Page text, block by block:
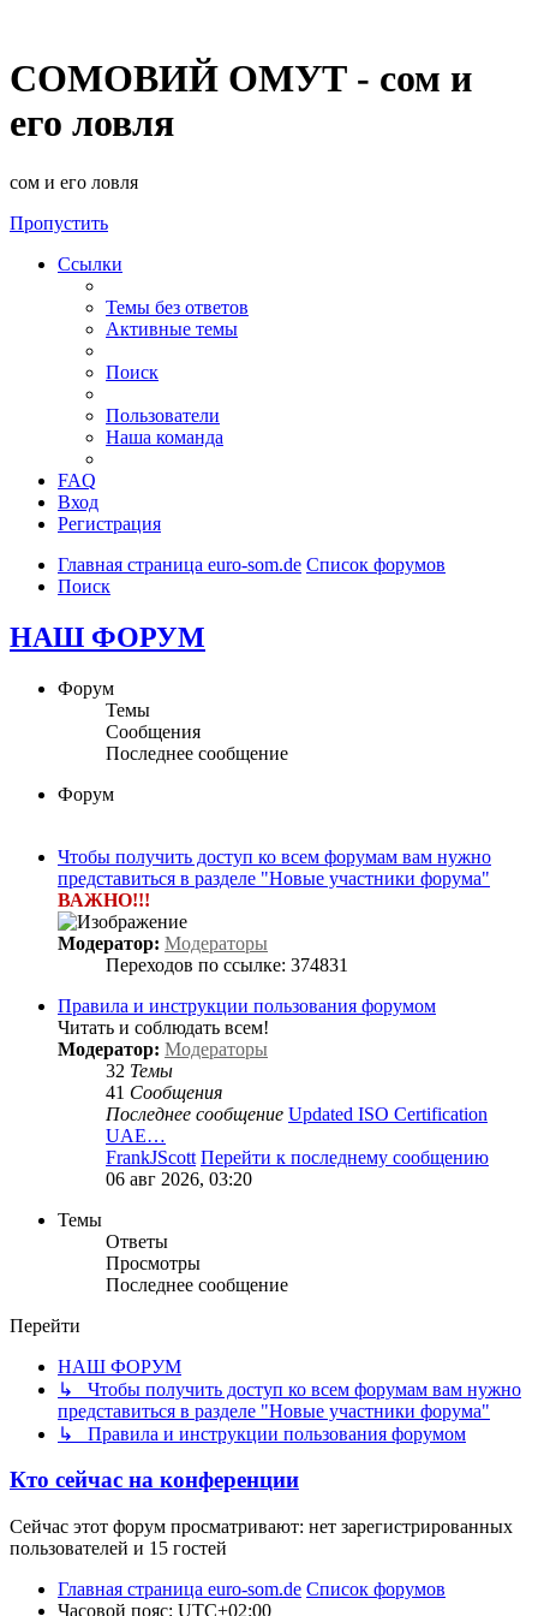
СОМОВИЙ ОМУТ - сом и
его ловля
сом и его ловля
Пропустить
Ссылки
Темы без ответов
Активные темы
Поиск
Пользователи
Наша команда
FAQ
Вход
Регистрация
Главная страница euro-som.de Список форумов
Поиск
НАШ ФОРУМ
Форум
Темы
Сообщения
Последнее сообщение
Форум
Чтобы получить доступ ко всем форумам вам нужно
представиться в разделе "Новые участники форума"
ВАЖНО!!!
Модератор: Модераторы
Переходов по ссылке: 374831
Правила и инструкции пользования форумом
Читать и соблюдать всем!
Модератор: Модераторы
32 Темы
41 Сообщения
Последнее сообщение Updated ISO Certification
UAE…
FrankJScott Перейти к последнему сообщению
06 авг 2026, 03:20
Темы
Ответы
Просмотры
Последнее сообщение
Перейти
НАШ ФОРУМ
↳ Чтобы получить доступ ко всем форумам вам нужно
представиться в разделе "Новые участники форума"
↳ Правила и инструкции пользования форумом
Кто сейчас на конференции
Сейчас этот форум просматривают: нет зарегистрированных
пользователей и 15 гостей
Главная страница euro-som.de Список форумов
Часовой пояс: UTC+02:00